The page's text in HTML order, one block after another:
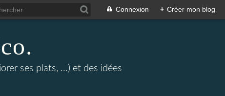
Connexion + Créer mon blog
ses plats, ...) et des idées